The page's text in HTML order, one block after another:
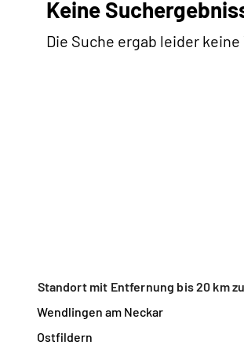
Keine
Die Suche ergab leider
Standort mit Entfernung bis 20 km
Wendlingen am Neckar
Ostfildern